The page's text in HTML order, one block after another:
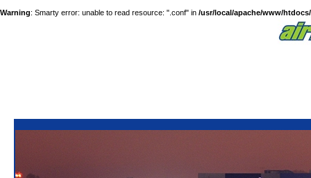
Warning: Smarty error: unable to read resource: ".conf" in /usr/local/apache/www/